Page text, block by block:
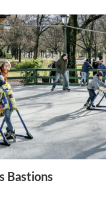
Bastions